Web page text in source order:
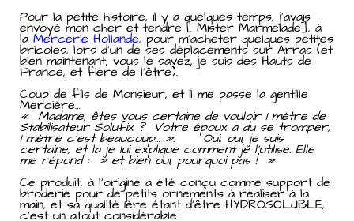
Pour la petite histoire, il y a quelques temps, j’avais
envoyé mon cher et tendre [ Mister Marmelade], à
la Mercerie Hollande, pour m’acheter quelques petites
bricoles, lors d’un de ses déplacements sur Arras (et
bien maintenant, vous le savez, je suis des Hauts de
France, et fière de l’être).
Coup de fils de Monsieur, et il me passe la gentille
Mercière…
« Madame, êtes vous certaine de vouloir 1 mètre de
Stabilisateur Solufix ? Votre époux a du se tromper,
1 mètre c’est beaucoup… ». Oui, oui, je suis
certaine, et la je lui explique comment je l’utilise. Elle
me répond : » et bien oui, pourquoi pas ! »
Ce produit, à l’origine a été conçu comme support de
broderie pour de petits ornements à réaliser à la
main, et sa qualité 1ère étant d’être HYDROSOLUBLE,
c’est un atout considérable.